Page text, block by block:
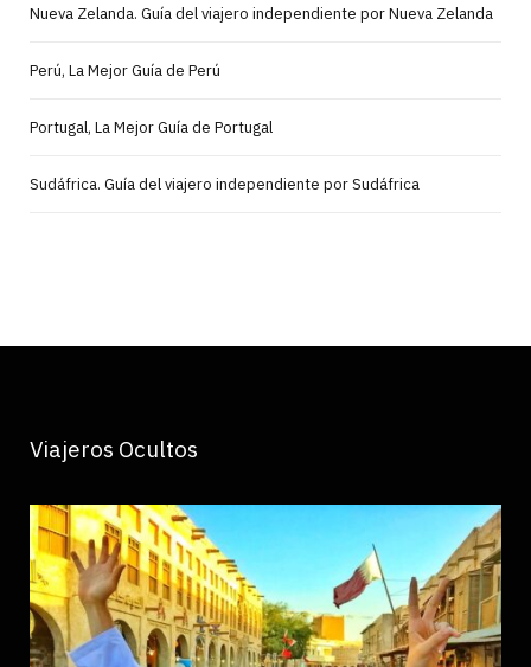
Nueva Zelanda. Guía del viajero independiente por Nueva Zelanda
Perú, La Mejor Guía de Perú
Portugal, La Mejor Guía de Portugal
Sudáfrica. Guía del viajero independiente por Sudáfrica
Viajeros Ocultos